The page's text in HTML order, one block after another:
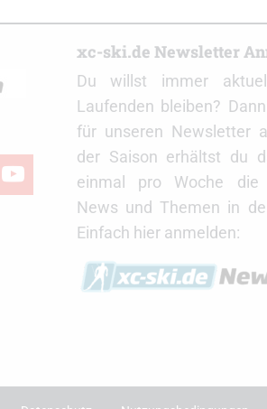
youtube
xc-ski.de Newsletter
Du willst immer
Laufenden bleiben?
für unseren Newsletter
der Saison erhältst du
einmal pro Woche die
News und Themen in
Einfach hier anmelden: